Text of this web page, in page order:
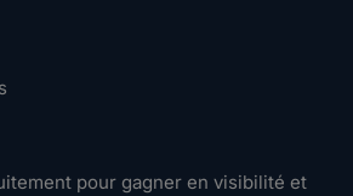
pour gagner en visibilité et